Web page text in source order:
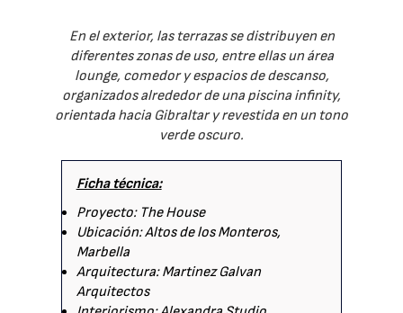
En el exterior, las terrazas se distribuyen en
diferentes zonas de uso, entre ellas un área
lounge, comedor y espacios de descanso,
organizados alrededor de una piscina infinity,
orientada hacia Gibraltar y revestida en un tono
verde oscuro.
Ficha técnica:
Proyecto: The House
Ubicación: Altos de los Monteros,
Marbella
Arquitectura: Martinez Galvan
Arquitectos